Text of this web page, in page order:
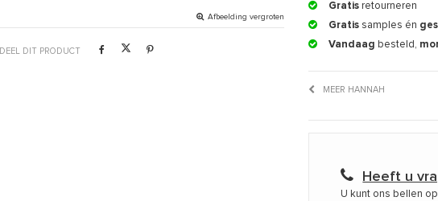
Afbeelding vergroten
DEEL DIT PRODUCT
Gratis retourneren
Gratis samples én
Vandaag besteld,
MEER HANNAH
Heeft u
U kunt ons bellen op